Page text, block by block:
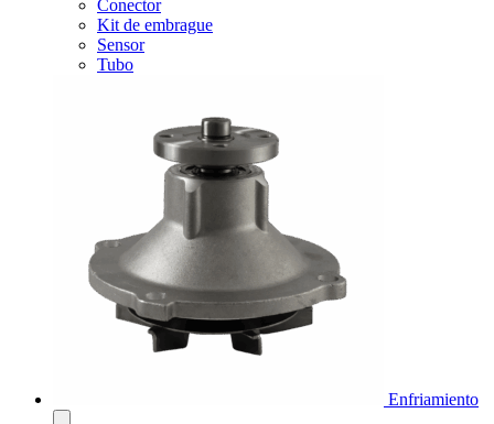
Conector
Kit de embrague
Sensor
Tubo
Enfriamiento